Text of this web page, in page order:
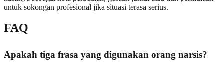
untuk sokongan profesional jika situasi terasa serius.
FAQ
Apakah tiga frasa yang digunakan orang narsis?